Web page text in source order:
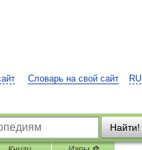
RU
Словарь на свой сайт
Найти!